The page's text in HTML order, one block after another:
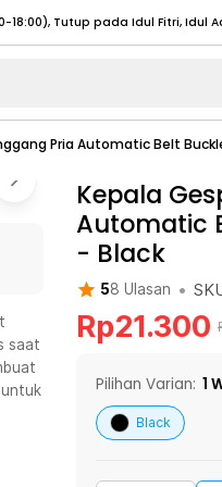
20:00), Tutup pada Idul Fitri
(08:00 - 17:00)Selengkapnya
(08:00 - 17:00) Selengkapnya
20:00), Tutup pada Idul Fitri
20:00), Tutup pada Idul Fitri
- 20:00), Tutup pada Idul Fitri
(08:00 - 17:00) Selengkapnya
Pria Automatic Belt
saat
Kepala
Automatic
- Black
58 Ulasan •
Rp21.300
Pilihan Varian: 1
Black